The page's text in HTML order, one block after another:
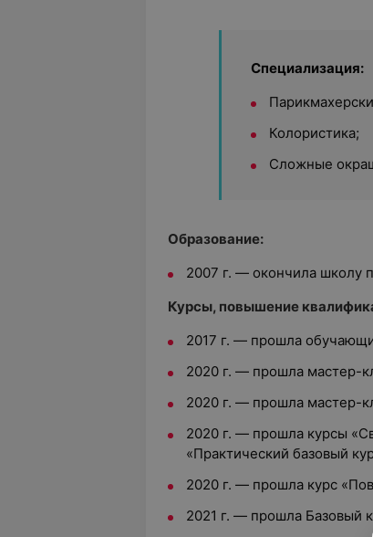
Специализация:
Колористика;
Сложные
Образование:
2007 г. — окончила школу
Курсы, повышение
2017 г. — прошла
2020 г. — прошла мастер-
2020 г. — прошла мастер-
2020 г. — прошла курсы
«Практический базовый
2020 г. — прошла курс
2021 г. — прошла Базовый